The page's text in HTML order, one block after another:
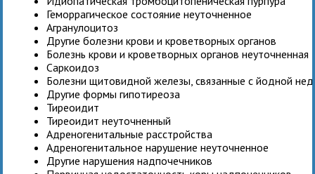
Геморрагическое состояние неуточненное
Агранулоцитоз
Другие болезни крови и кроветворных органов
Болезнь крови и кроветворных органов неуточненная
Саркоидоз
Болезни щитовидной железы, связанные с йодной
Другие формы гипотиреоза
Тиреоидит
Тиреоидит неуточненный
Адреногенитальные расстройства
Адреногенитальное нарушение неуточненное
Другие нарушения надпочечников